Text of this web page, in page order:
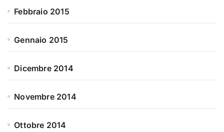
Febbraio 2015
Gennaio 2015
Dicembre 2014
Novembre 2014
Ottobre 2014